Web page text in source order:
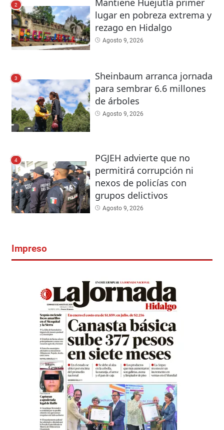
2
Mantiene Huejutla primer
lugar en pobreza extrema y
rezago en Hidalgo
Agosto 9, 2026
3
Sheinbaum arranca jornada
para sembrar 6.6 millones
de árboles
Agosto 9, 2026
4
PGJEH advierte que no
permitirá corrupción ni
nexos de policías con
grupos delictivos
Agosto 9, 2026
Impreso